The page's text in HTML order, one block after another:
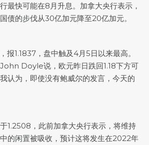
最快可能在8月升息。加拿大央行表示，
债的步伐从30亿加元降至20亿加元。
报1.1837，盘中触及4月5日以来最高。
Doyle说，欧元昨日跌回1.18下方可
认为，即使没有鲍威尔的发言，今天的
1.2508，此前加拿大央行表示，将维持
的闲置被吸收，预计这将发生在2022年